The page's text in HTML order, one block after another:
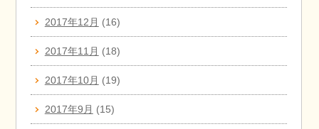
2017年12月 (16)
2017年11月 (18)
2017年10月 (19)
2017年9月 (15)